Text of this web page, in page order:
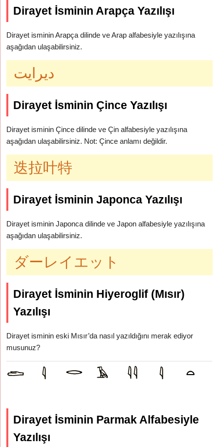
Dirayet İsminin Arapça Yazılışı
Dirayet isminin Arapça dilinde ve Arap alfabesiyle yazılışına
aşağıdan ulaşabilirsiniz.
ديرايت
Dirayet İsminin Çince Yazılışı
Dirayet isminin Çince dilinde ve Çin alfabesiyle yazılışına
aşağıdan ulaşabilirsiniz. Not: Çince anlamı değildir.
迭拉叶特
Dirayet İsminin Japonca Yazılışı
Dirayet isminin Japonca dilinde ve Japon alfabesiyle yazılışına
aşağıdan ulaşabilirsiniz.
ダーレイエット
Dirayet İsminin Hiyeroglif (Mısır)
Yazılışı
Dirayet isminin eski Mısır’da nasıl yazıldığını merak ediyor
musunuz?
Dirayet İsminin Parmak Alfabesiyle
Yazılışı